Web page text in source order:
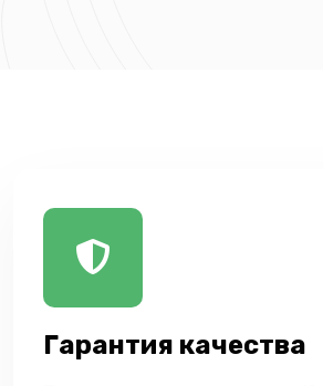
Гарантия качества